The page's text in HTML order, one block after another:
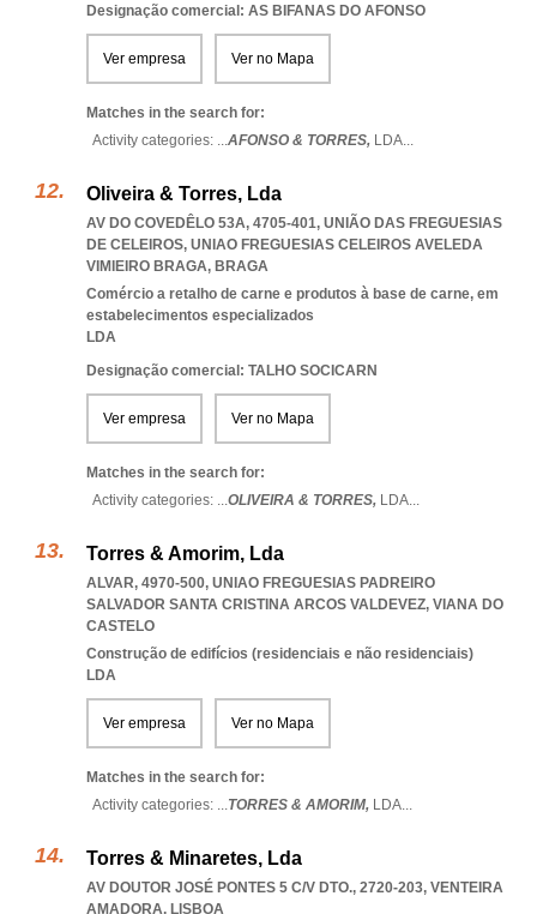
Designação comercial: AS BIFANAS DO AFONSO
Ver empresa Ver no Mapa
Matches in the search for:
Activity categories: ...AFONSO & TORRES, LDA...
Oliveira & Torres, Lda
AV DO COVEDÊLO 53A, 4705-401, UNIÃO DAS FREGUESIAS
DE CELEIROS, UNIAO FREGUESIAS CELEIROS AVELEDA
VIMIEIRO BRAGA, BRAGA
Comércio a retalho de carne e produtos à base de carne, em
estabelecimentos especializados
LDA
Designação comercial: TALHO SOCICARN
Ver empresa Ver no Mapa
Matches in the search for:
Activity categories: ...OLIVEIRA & TORRES, LDA...
Torres & Amorim, Lda
ALVAR, 4970-500, UNIAO FREGUESIAS PADREIRO
SALVADOR SANTA CRISTINA ARCOS VALDEVEZ, VIANA DO
CASTELO
Construção de edifícios (residenciais e não residenciais)
LDA
Ver empresa Ver no Mapa
Matches in the search for:
Activity categories: ...TORRES & AMORIM, LDA...
Torres & Minaretes, Lda
AV DOUTOR JOSÉ PONTES 5 C/V DTO., 2720-203, VENTEIRA
AMADORA, LISBOA